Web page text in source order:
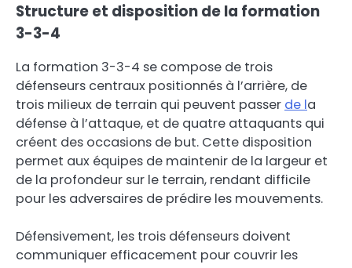
Structure et disposition de la formation
3-3-4
La formation 3-3-4 se compose de trois
défenseurs centraux positionnés à l’arrière, de
trois milieux de terrain qui peuvent passer de la
défense à l’attaque, et de quatre attaquants qui
créent des occasions de but. Cette disposition
permet aux équipes de maintenir de la largeur et
de la profondeur sur le terrain, rendant difficile
pour les adversaires de prédire les mouvements.
Défensivement, les trois défenseurs doivent
communiquer efficacement pour couvrir les